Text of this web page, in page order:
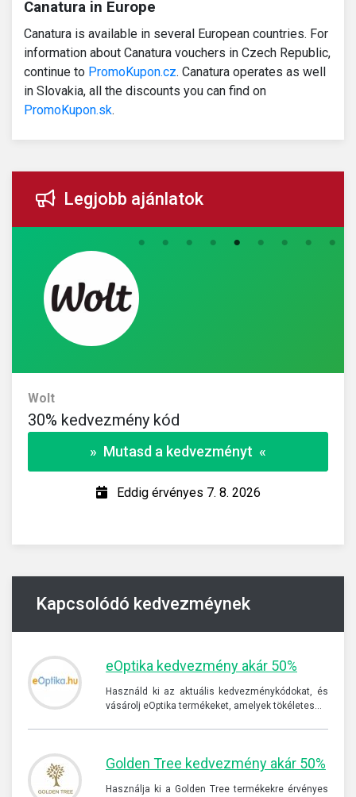
Canatura in Europe
Canatura is available in several European countries. For
information about Canatura vouchers in Czech Republic,
continue to PromoKupon.cz. Canatura operates as well
in Slovakia, all the discounts you can find on
PromoKupon.sk.
Legjobb ajánlatok
Wolt
30% kedvezmény kód
» Mutasd a kedvezményt «
Eddig érvényes 7. 8. 2026
Kapcsolódó kedvezméynek
eOptika kedvezmény akár 50%
Használd ki az aktuális kedvezménykódokat, és
vásárolj eOptika termékeket, amelyek tökéletes…
Golden Tree kedvezmény akár 50%
Használja ki a Golden Tree termékekre érvényes